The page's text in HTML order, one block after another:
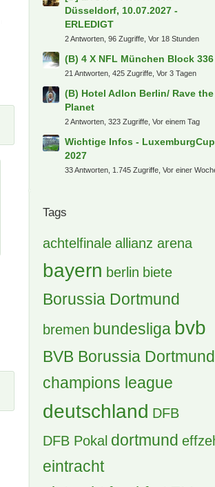
Parken Stuttgarter Kickers
Diskussionen
1 Antwort, 69 Zugriffe, Vor 7 Stunden
Grüße aus dem Pott
35 Antworten, 875 Zugriffe, Vor 3 Tagen
Tipps für Stadionbesuch mit
Laber - Luxemburg Cup 2027
Düsseldorf, 10.07.2027 -
ERLEDIGT
2 Antworten, 96 Zugriffe, Vor 18 Stunden
21 Antworten, 425 Zugriffe, Vor 3 Tagen
(B) Hotel Adlon Berlin/ Rave the
Planet
2 Antworten, 323 Zugriffe, Vor einem Tag
2027
Tags